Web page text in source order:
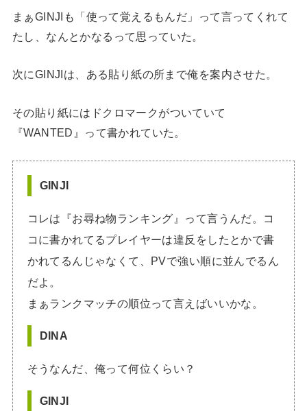
まぁGINJIも「使って覚えるもんだ」って言ってくれて
たし、なんとかなるって思っていた。
次にGINJIは、ある貼り紙の所まで俺を案内させた。
その貼り紙にはドクロマークがついていて
『WANTED』って書かれていた。
GINJI
コレは『お尋ね物ランキング』って言うんだ。コ
コに書かれてるプレイヤーは違反をしたとかで書
かれてるんじゃなくて、PVで強い順に並んでるん
だよ。
まぁランクマッチの順位って言えばいいかな。
DINA
そうなんだ、俺って何位くらい？
GINJI